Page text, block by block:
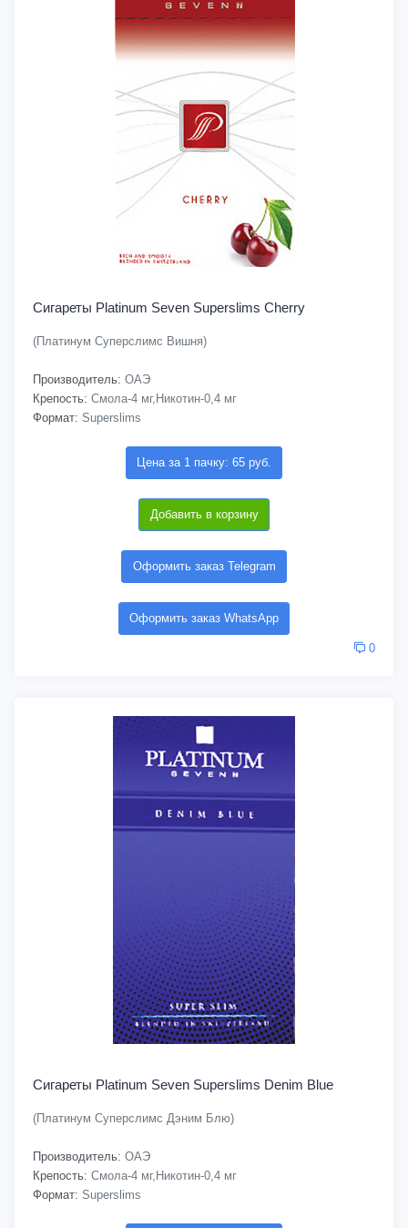
Сигареты Platinum Seven Superslims Cherry
(Платинум Суперслимс Вишня)
Производитель: ОАЭ
Крепость: Смола-4 мг,Никотин-0,4 мг
Формат: Superslims
Цена за 1 пачку: 65 руб.
Добавить в корзину
Оформить заказ Telegram
Оформить заказ WhatsApp
0
Сигареты Platinum Seven Superslims Denim Blue
(Платинум Суперслимс Дэним Блю)
Производитель: ОАЭ
Крепость: Смола-4 мг,Никотин-0,4 мг
Формат: Superslims